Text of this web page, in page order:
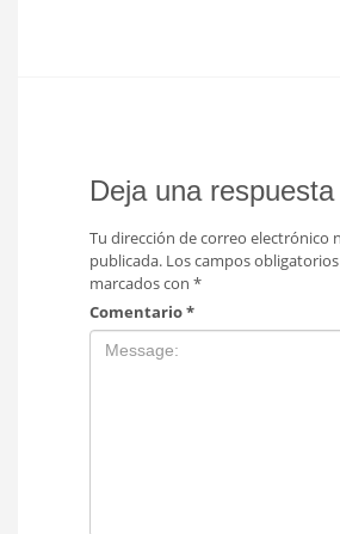
Deja una respuesta
Tu dirección de correo electrónico
publicada. Los campos
marcados con *
Comentario*